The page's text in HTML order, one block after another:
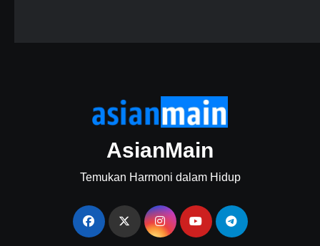
AsianMain
Temukan Harmoni dalam Hidup